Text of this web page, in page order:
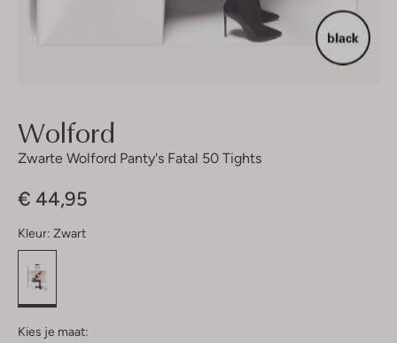
Wolford
Zwarte Wolford Panty's Fatal 50 Tights
€ 44,95
Kleur: Zwart
Kies je maat: